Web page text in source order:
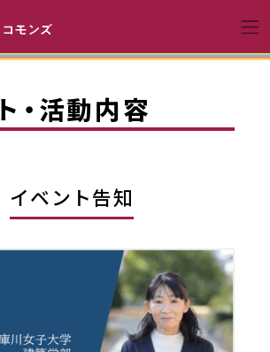
・活動内容
イベント告知